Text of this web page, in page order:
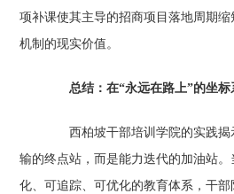
项补课使其主导的招商项目落地周期缩
机制的现实价值。
总结：在“永远在路上”的坐
西柏坡干部培训学院的实践揭
输的终点站，而是能力迭代的加油站。
化、可追踪、可优化的教育体系，干